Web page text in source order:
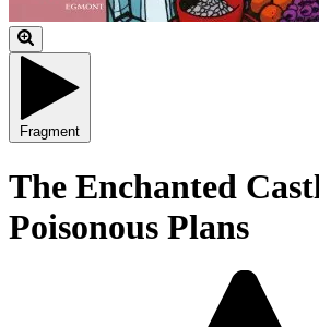
Fragment
The Enchanted
Poisonous Plans